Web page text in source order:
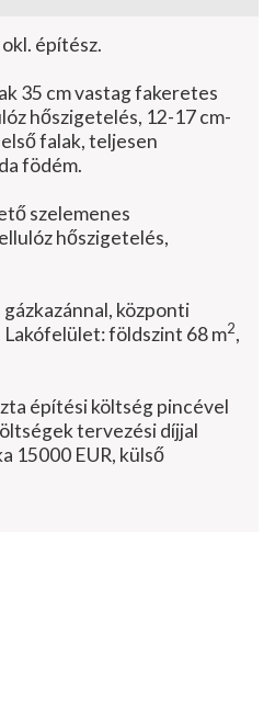
építész.
35 cm vastag fakeretes
hőszigetelés, 12-17 cm-
falak, teljesen
födém.
szeleme­nes
hő­szigetelés,
központi
földszint 68 m2,
építési költség pincével
tervezési díjjal
15000 EUR, külső